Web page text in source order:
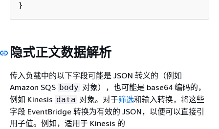
}
隐式正文数据解析
传入负载中的以下字段可能是 JSON 转义的（例如
Amazon SQS body 对象），也可能是 base64 编码的，
例如 Kinesis data 对象。对于筛选和输入转换，将这些
字段 EventBridge 转换为有效的 JSON，以便可以直接引
用子值。例如，适用于 Kinesis 的